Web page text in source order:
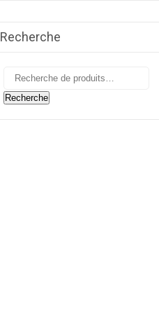
Recherche
Recherche
pour :
Recherche